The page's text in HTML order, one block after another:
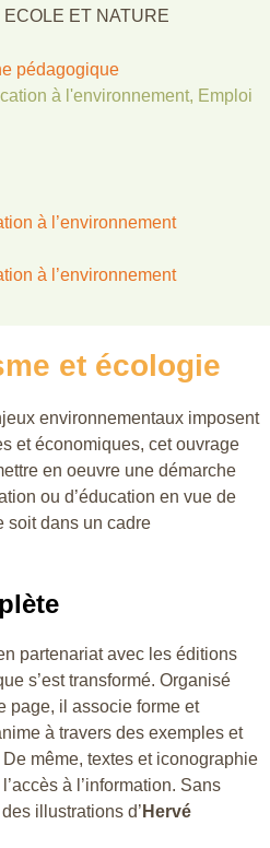
et écologie
environnementaux imposent
et économiques, cet ouvrage
en oeuvre une démarche
ou d’éducation en vue de
soit dans un cadre
partenariat avec les éditions
s’est transformé. Organisé
page, il associe forme et
à travers des exemples et
même, textes et iconographie
à l’information. Sans
illustrations d’ Hervé
ET NATURE
pédagogique
à l'environnement, Emploi
à l’environnement
à l’environnement